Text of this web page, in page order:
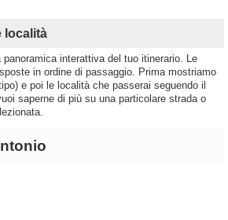
località
interattiva del tuo itinerario. Le
in ordine di passaggio. Prima mostriamo
e poi le località che passerai seguendo il
saperne di più su una particolare strada o